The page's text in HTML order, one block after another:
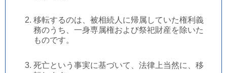
移転するのは、被相続人に帰属していた権利義
務のうち、一身専属権および祭祀財産を除いた
ものです。
死亡という事実に基づいて、法律上当然に、移